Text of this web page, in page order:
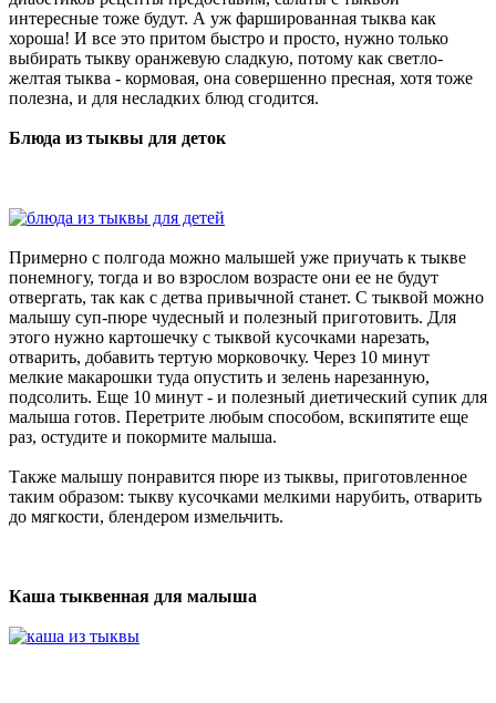
интересные тоже будут. А уж фаршированная тыква как
хороша! И все это притом быстро и просто, нужно только
выбирать тыкву оранжевую сладкую, потому как светло-
желтая тыква - кормовая, она совершенно пресная, хотя тоже
полезна, и для несладких блюд сгодится.
Блюда из тыквы для деток
Примерно с полгода можно малышей уже приучать к тыкве
понемногу, тогда и во взрослом возрасте они ее не будут
отвергать, так как с детва привычной станет. С тыквой можно
малышу суп-пюре чудесный и полезный приготовить. Для
этого нужно картошечку с тыквой кусочками нарезать,
отварить, добавить тертую морковочку. Через 10 минут
мелкие макарошки туда опустить и зелень нарезанную,
подсолить. Еще 10 минут - и полезный диетический супик для
малыша готов. Перетрите любым способом, вскипятите еще
раз, остудите и покормите малыша.
Также малышу понравится пюре из тыквы, приготовленное
таким образом: тыкву кусочками мелкими нарубить, отварить
до мягкости, блендером измельчить.
Каша тыквенная для малыша